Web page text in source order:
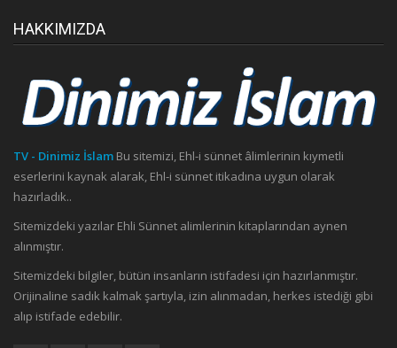
HAKKIMIZDA
TV - Dinimiz İslam Bu sitemizi, Ehl-i sünnet âlimlerinin kıymetli
eserlerini kaynak alarak, Ehl-i sünnet itikadına uygun olarak
hazırladık..
Sitemizdeki yazılar Ehli Sünnet alimlerinin kitaplarından aynen
alınmıştır.
Sitemizdeki bilgiler, bütün insanların istifadesi için hazırlanmıştır.
Orijinaline sadık kalmak şartıyla, izin alınmadan, herkes istediği gibi
alıp istifade edebilir.